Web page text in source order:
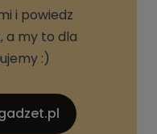
i powiedz
a my to dla
:)